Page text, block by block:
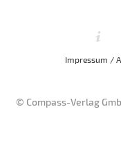
Impressum /
© Compass-Verlag